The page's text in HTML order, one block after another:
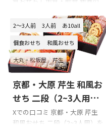
てみました!!!
どうぞ!!! 「瑠璃光 特撰「加賀
おせち」加賀・能登 新春の喜
び」のXでの口コミ JRサイコロ
切符で山代温泉【瑠璃光】さ
んに行ってきた。温泉に入っ
て、足湯で遊んで、料理を堪能
して。お寿司が美味しかった
です、鮪の赤身だと思うんです
の赤身がパサパサのお肌の鮪だ
2～3人前 3人前 あ10all
個食おせち 和風おせち
大丸・松坂屋 芹生
京都・大原 芹生 和風お
せち 二段（2~3人用）
の口コミをまとめてみ
ました!!!
Xでの口コミ 京都・大原 芹生
和風おせち 二段（2~3人用）を